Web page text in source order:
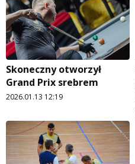
Skoneczny otworzył
Grand Prix srebrem
2026.01.13 12:19